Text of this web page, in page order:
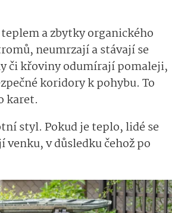
a zbytky organického
neumrzají a stávají se
či křoviny odumírají pomaleji,
koridory k pohybu. To
karet.
styl. Pokud je teplo, lidé se
v důsledku čehož po